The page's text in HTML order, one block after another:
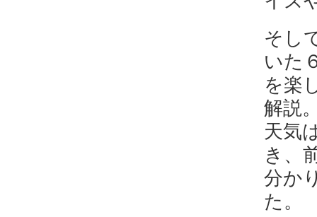
そし
いた
を楽
解説
天気
き、
分か
た。